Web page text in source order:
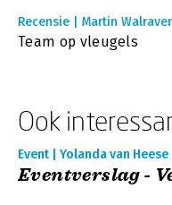
Recensie | Martin
Team op vleugels
Ook
Event | Yolanda van Heese
Eventverslag -